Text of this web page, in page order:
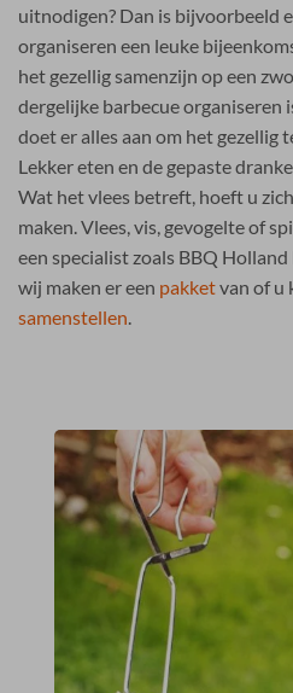
uitnodigen? Dan is bijvoorbeeld
organiseren een leuke
het gezellig samenzijn op een
dergelijke barbecue organiseren
doet er alles aan om het gezellig
Lekker eten en de gepaste
Wat het vlees betreft, hoeft u
maken. Vlees, vis, gevogelte of
een specialist zoals BBQ
wij maken er een pakketvan of u
samenstellen.